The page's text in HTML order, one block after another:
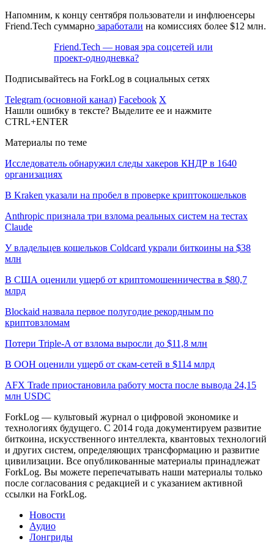
Напомним, к концу сентября пользователи и инфлюенсеры
Friend.Tech суммарно заработали на комиссиях более $12 млн.
Friend.Tech — новая эра соцсетей или
проект-однодневка?
Подписывайтесь на ForkLog в социальных сетях
Telegram (основной канал) Facebook X
Нашли ошибку в тексте? Выделите ее и нажмите
CTRL+ENTER
Материалы по теме
Исследователь обнаружил следы хакеров КНДР в 1640
организациях
В Kraken указали на пробел в проверке криптокошельков
Anthropic признала три взлома реальных систем на тестах
Claude
У владельцев кошельков Coldcard украли биткоины на $38
млн
В США оценили ущерб от криптомошенничества в $80,7
млрд
Blockaid назвала первое полугодие рекордным по
криптовзломам
Потери Triple-A от взлома выросли до $11,8 млн
В ООН оценили ущерб от скам-сетей в $114 млрд
AFX Trade приостановила работу моста после вывода 24,15
млн USDC
ForkLog — культовый журнал о цифровой экономике и
технологиях будущего. С 2014 года документируем развитие
биткоина, искусственного интеллекта, квантовых технологий
и других систем, определяющих трансформацию и развитие
цивилизации. Все опубликованные материалы принадлежат
ForkLog. Вы можете перепечатывать наши материалы только
после согласования с редакцией и с указанием активной
ссылки на ForkLog.
Новости
Аудио
Лонгриды